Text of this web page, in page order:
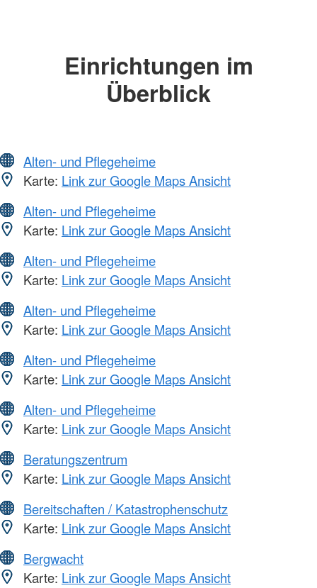
Einrichtungen im
Überblick
Alten- und Pflegeheime
Karte: Link zur Google Maps Ansicht
Alten- und Pflegeheime
Karte: Link zur Google Maps Ansicht
Alten- und Pflegeheime
Karte: Link zur Google Maps Ansicht
Alten- und Pflegeheime
Karte: Link zur Google Maps Ansicht
Alten- und Pflegeheime
Karte: Link zur Google Maps Ansicht
Alten- und Pflegeheime
Karte: Link zur Google Maps Ansicht
Beratungszentrum
Karte: Link zur Google Maps Ansicht
Bereitschaften / Katastrophenschutz
Karte: Link zur Google Maps Ansicht
Bergwacht
Karte: Link zur Google Maps Ansicht